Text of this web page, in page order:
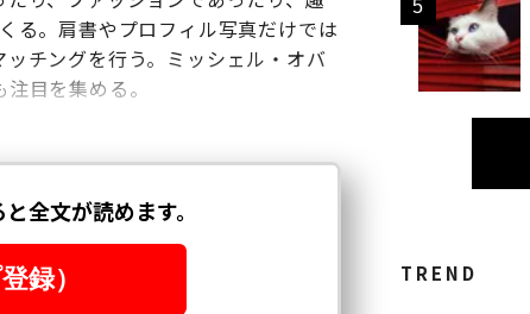
る。肩書やプロフィル写真だけでは
チングを行う。ミッシェル・オバ
目を集める。
TREND